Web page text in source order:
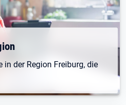
in der Region Freiburg, die